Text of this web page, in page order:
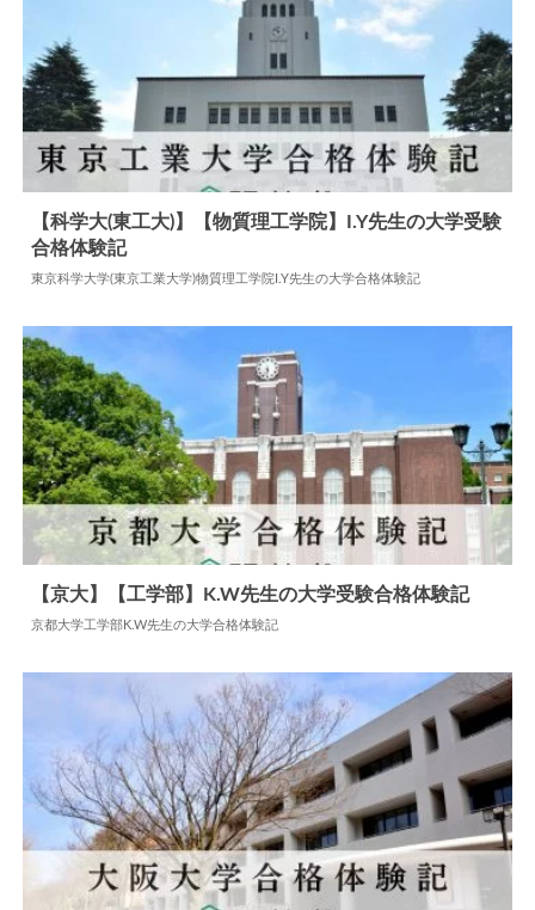
大学合格体験記
【科学大(東工大)】【物質理工学院】I.Y先生の大学受験
合格体験記
東京科学大学(東京工業大学)物質理工学院I.Y先生の大学合格体験記
【京大】【工学部】K.W先生の大学受験合格体験記
京都大学工学部K.W先生の大学合格体験記